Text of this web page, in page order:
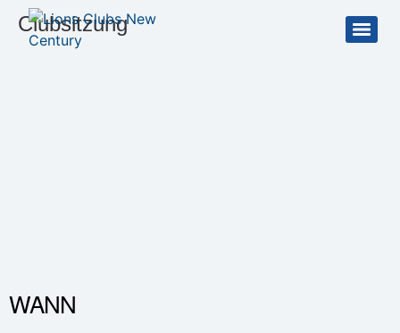
Clubsitzung
WANN